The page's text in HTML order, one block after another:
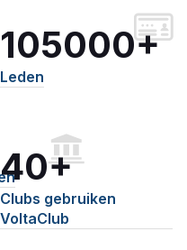
105000+
Leden
40+
Clubs gebruiken
VoltaClub